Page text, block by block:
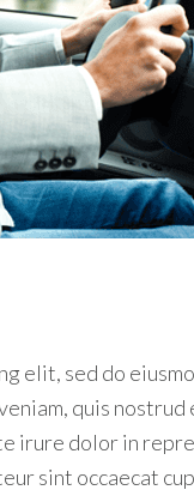
elit, sed do
quis
irure dolor in
sint occaecat